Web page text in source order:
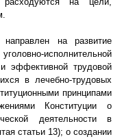
на развитие
исполнительной
эффективной трудовой
в лечебно-трудовых
принципами
Конституции о
деятельности в
статьи 13); о создании